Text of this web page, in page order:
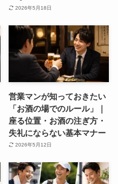
2026年5月18日
営業マンが知っておきたい
「お酒の場でのルール」｜
座る位置・お酒の注ぎ方・
失礼にならない基本マナー
2026年5月12日